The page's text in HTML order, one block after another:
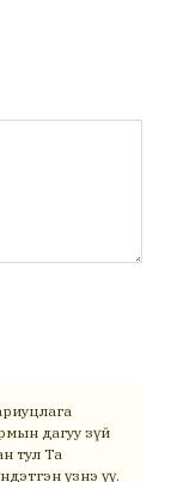
дагуу зүй
тул Та
үзнэ үү.